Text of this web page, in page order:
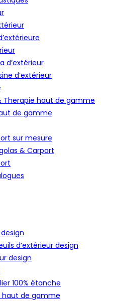
d’extérieur
d’extérieur
Therapie haut de gamme
de gamme
sur mesure
& Carport
d’extérieur design
design
100% étanche
haut de gamme